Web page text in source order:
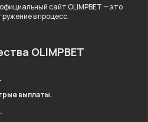
сайт OLIMPBET — это
в процесс.
OLIMPBET
выплаты.